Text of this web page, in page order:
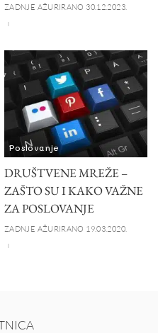
ZADNJE AŽURIRANO 30.12.2023.
Poslovanje
DRUŠTVENE MREŽE –
ZAŠTO SU I KAKO VAŽNE
ZA POSLOVANJE
ZADNJE AŽURIRANO 19.03.2020.